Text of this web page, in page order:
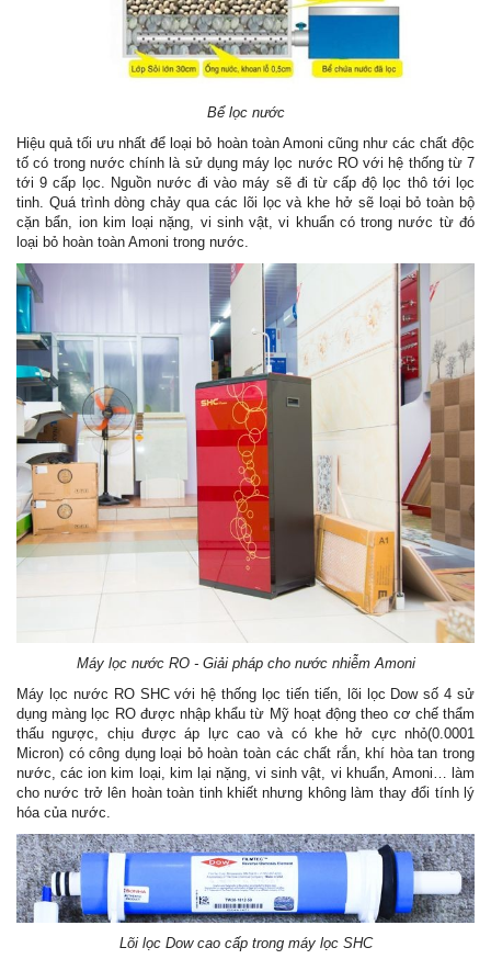
Bể lọc nước
Hiệu quả tối ưu nhất để loại bỏ hoàn toàn Amoni cũng như các chất độc
tố có trong nước chính là sử dụng máy lọc nước RO với hệ thống từ 7
tới 9 cấp lọc. Nguồn nước đi vào máy sẽ đi từ cấp độ lọc thô tới lọc
tinh. Quá trình dòng chảy qua các lõi lọc và khe hở sẽ loại bỏ toàn bộ
cặn bẩn, ion kim loại nặng, vi sinh vật, vi khuẩn có trong nước từ đó
loại bỏ hoàn toàn Amoni trong nước.
Máy lọc nước RO - Giải pháp cho nước nhiễm Amoni
Máy lọc nước RO SHC với hệ thống lọc tiến tiến, lõi lọc Dow số 4 sử
dụng màng lọc RO được nhập khẩu từ Mỹ hoạt động theo cơ chế thẩm
thấu ngược, chịu được áp lực cao và có khe hở cực nhỏ(0.0001
Micron) có công dụng loại bỏ hoàn toàn các chất rắn, khí hòa tan trong
nước, các ion kim loại, kim lại nặng, vi sinh vật, vi khuẩn, Amoni… làm
cho nước trở lên hoàn toàn tinh khiết nhưng không làm thay đổi tính lý
hóa của nước.
Lõi lọc Dow cao cấp trong máy lọc SHC